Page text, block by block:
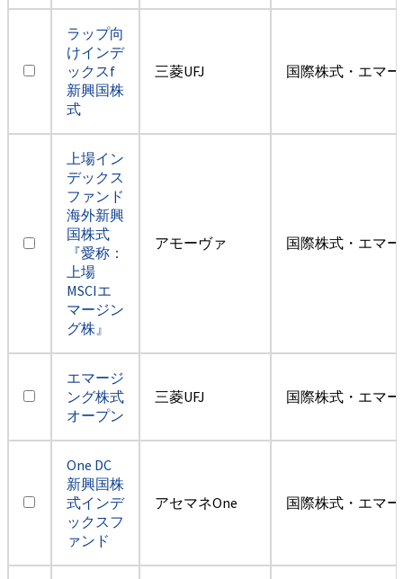
ラップ向
けインデ
ックスf
新興国株
式
三菱UFJ 国際株式・エマ
上場イン
デックス
ファンド
海外新興
国株式
『愛称：
上場
MSCIエ
マージン
グ株』
アモーヴァ 国際株式・エマ
エマージ
ング株式
オープン
三菱UFJ 国際株式・エマ
One DC
新興国株
式インデ
ックスフ
ァンド
アセマネOne 国際株式・エマ